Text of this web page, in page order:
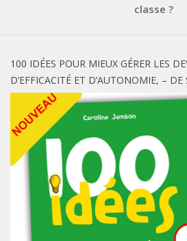
classe ?
100 IDÉES POUR MIEUX GÉRER LES
D’EFFICACITÉ ET D’AUTONOMIE, – DE